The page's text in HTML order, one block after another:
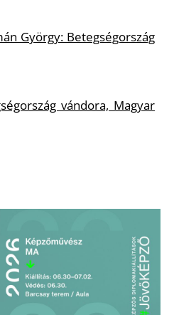
György: Betegségország
vándora, Magyar